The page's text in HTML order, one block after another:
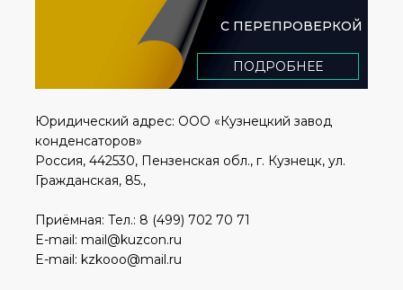
С ПЕРЕПРОВЕРКОЙ
ПОДРОБНЕЕ
Юридический адрес: ООО «Кузнецкий завод
конденсаторов»
Россия, 442530, Пензенская обл., г. Кузнецк, ул.
Гражданская, 85.,
Приёмная: Тел.: 8 (499) 702 70 71
E-mail: mail@kuzcon.ru
E-mail: kzkooo@mail.ru